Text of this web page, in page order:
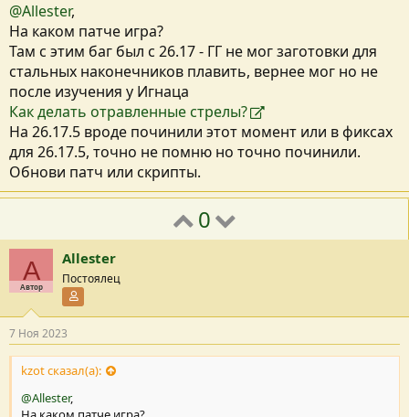
@Allester,
На каком патче игра?
Там с этим баг был с 26.17 - ГГ не мог заготовки для
стальных наконечников плавить, вернее мог но не
после изучения у Игнаца
Как делать отравленные стрелы?
На 26.17.5 вроде починили этот момент или в фиксах
для 26.17.5, точно не помню но точно починили.
Обнови патч или скрипты.
0
Автор
A Allester
Постоялец
7 Ноя 2023
kzot сказал(а):
@Allester,